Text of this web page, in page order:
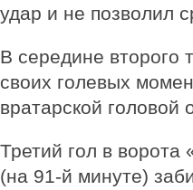
удар и не позволил
В середине второго
своих голевых
вратарской головой
Третий гол в
(на 91-й минуте)